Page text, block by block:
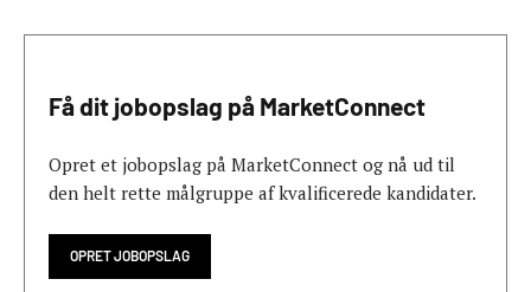
Få dit jobopslag på MarketConnect
Opret et jobopslag på MarketConnect og nå ud til
den helt rette målgruppe af kvalificerede kandidater.
OPRET JOBOPSLAG